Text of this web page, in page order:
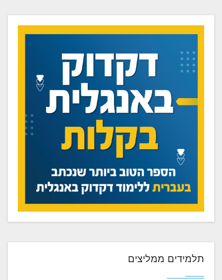
תלמידים ממליצים